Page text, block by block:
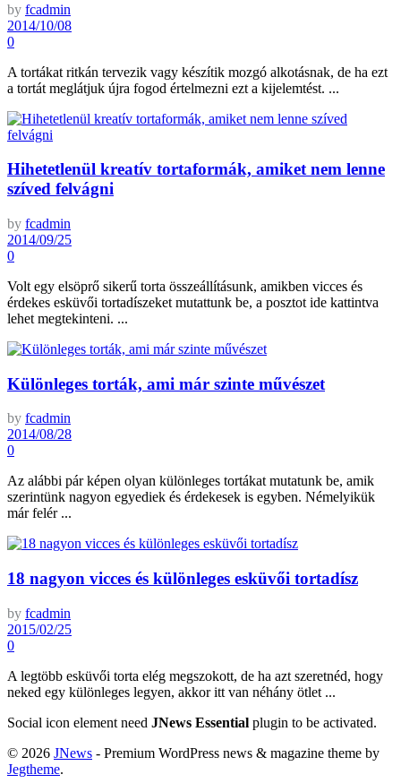
by fcadmin
2014/10/08
0
A tortákat ritkán tervezik vagy készítik mozgó alkotásnak, de ha ezt
a tortát meglátjuk újra fogod értelmezni ezt a kijelemtést. ...
Hihetetlenül kreatív tortaformák, amiket nem lenne
szíved felvágni
by fcadmin
2014/09/25
0
Volt egy elsöprő sikerű torta összeállításunk, amikben vicces és
érdekes esküvői tortadíszeket mutattunk be, a posztot ide kattintva
lehet megtekinteni. ...
Különleges torták, ami már szinte művészet
by fcadmin
2014/08/28
0
Az alábbi pár képen olyan különleges tortákat mutatunk be, amik
szerintünk nagyon egyediek és érdekesek is egyben. Némelyikük
már felér ...
18 nagyon vicces és különleges esküvői tortadísz
by fcadmin
2015/02/25
0
A legtöbb esküvői torta elég megszokott, de ha azt szeretnéd, hogy
neked egy különleges legyen, akkor itt van néhány ötlet ...
Social icon element need JNews Essential plugin to be activated.
© 2026 JNews - Premium WordPress news & magazine theme by
Jegtheme.